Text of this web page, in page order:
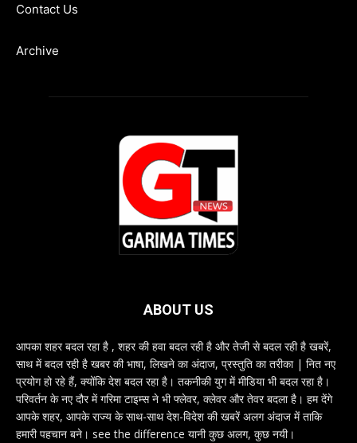
Contact Us
Archive
ABOUT US
आपका शहर बदल रहा है , शहर की हवा बदल रही है और तेजी से बदल रही है खबरें,
साथ में बदल रही है खबर की भाषा, लिखने का अंदाज, प्रस्तुति का तरीका | नित नए
प्रयोग हो रहे हैं, क्योंकि देश बदल रहा है। तकनीकी युग में मीडिया भी बदल रहा है।
परिवर्तन के नए दौर में गरिमा टाइम्स ने भी फ्लेवर, क्लेवर और तेवर बदला है। हम देंगे
आपके शहर, आपके राज्य के साथ-साथ देश-विदेश की खबरें अलग अंदाज में ताकि
हमारी पहचान बने। see the difference यानी कुछ अलग, कुछ नयी।